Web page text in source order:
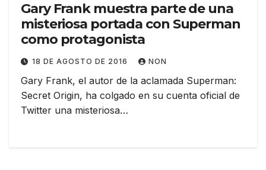
Gary Frank muestra parte de una
misteriosa portada con Superman
como protagonista
18 DE AGOSTO DE 2016 NON
Gary Frank, el autor de la aclamada Superman:
Secret Origin, ha colgado en su cuenta oficial de
Twitter una misteriosa…